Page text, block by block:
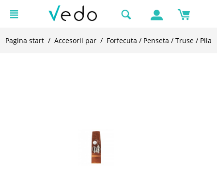
Pagina start / Accesorii par / Forfecuta / Penseta / Truse / Pila